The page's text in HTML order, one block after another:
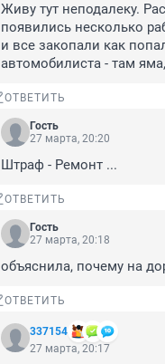
Живу тут неподалеку.
появились несколько
и все закопали как
автомобилиста - там
ОТВЕТИТЬ
Гость
27 марта, 20:20
Штраф - Ремонт ...
ОТВЕТИТЬ
Гость
27 марта, 20:18
объяснила, почему на
ОТВЕТИТЬ
337154
27 марта, 20:17